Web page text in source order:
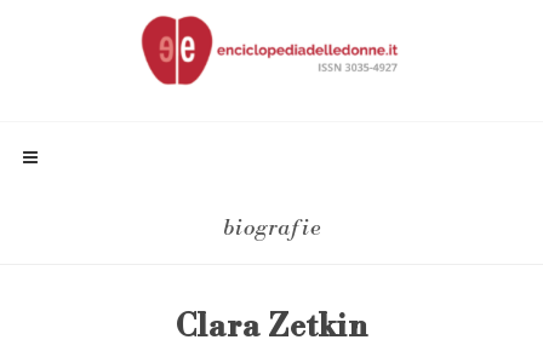
biografie
Clara Zetkin